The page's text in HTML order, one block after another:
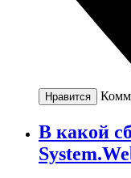
Нравится
В какой